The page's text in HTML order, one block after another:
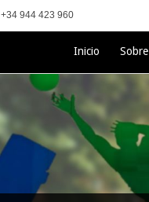
+34 944 423 960
Inicio